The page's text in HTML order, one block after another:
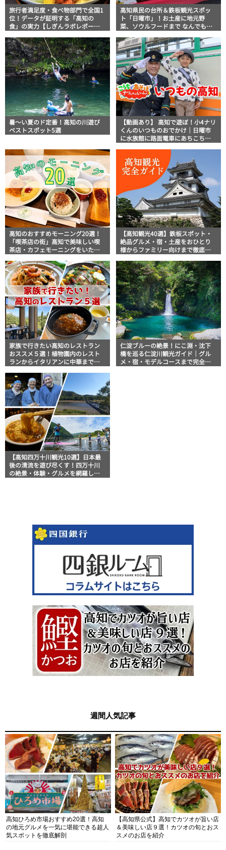
旅行者満足度・食べ物部門で全国1
位！データが証明する「高知の
食」の実力【しぎんラボレポー
高知県民の台所＆鉄板観光スポッ
ト「日曜市」！お土産に地元野
菜、ソウルフードまで なんでもそ
説！
暑～い夏のド定番！高知の川遊び
ベストスポット5選
【動画あり】 高知で遊ぼ！小4ナリ
くんのいつものおでかけ｜日曜市
に水族館に路面電車にあちこち巡
高知のおすすめモーニング20選！
「喫茶店の街」高知で美味しい喫
茶店・カフェモーニングをいただ
【高知観光40選】鉄板スポット・
絶品グルメ・宿・土産をおひとり
様からファミリー向けまで徹底解
家族で行きたい高知のレストラン
おススメ５選！植物園内のレスト
ランからイタリアンに中華まで楽
仁淀ブルーの絶景！にこ淵・沈下
橋を巡る仁淀川観光ガイド｜グル
メ・宿・モデルコースまで完全網
【高知四万十川観光10選】日本最
後の清流を遊び尽くす！四万十川
の絶景・体験・グルメを網羅した
週間人気記事
高知ひろめ市場おすすめ20選！高知
の地元グルメを一気に堪能できる超人
気スポットを徹底解剖
【高知県公式】高知でカツオが旨い店
＆美味しい店９選！カツオの旬とおス
スメのお店を紹介